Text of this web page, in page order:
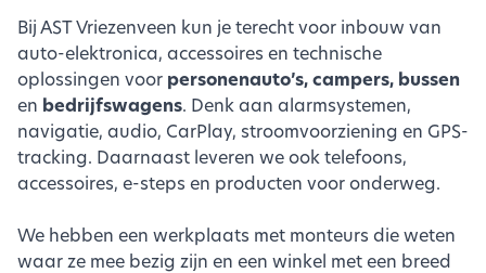
Bij AST Vriezenveen kun je terecht voor inbouw van
auto-elektronica, accessoires en technische
oplossingen voor personenauto’s, campers, bussen
en bedrijfswagens. Denk aan alarmsystemen,
navigatie, audio, CarPlay, stroomvoorziening en GPS-
tracking. Daarnaast leveren we ook telefoons,
accessoires, e-steps en producten voor onderweg.
We hebben een werkplaats met monteurs die weten
waar ze mee bezig zijn en een winkel met een breed